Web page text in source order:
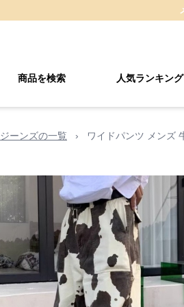
商品を検索 人気ランキング
ジーンズの一覧 › ワイドパンツ メンズ